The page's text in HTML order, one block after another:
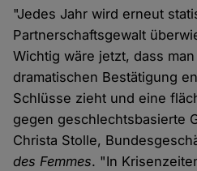
"Jedes Jahr wird erneut
Partnerschaftsgewalt
Wichtig wäre jetzt, dass
dramatischen Bestätigung
Schlüsse zieht und eine
gegen geschlechtsbasierte
Christa Stolle,
des Femmes. "In